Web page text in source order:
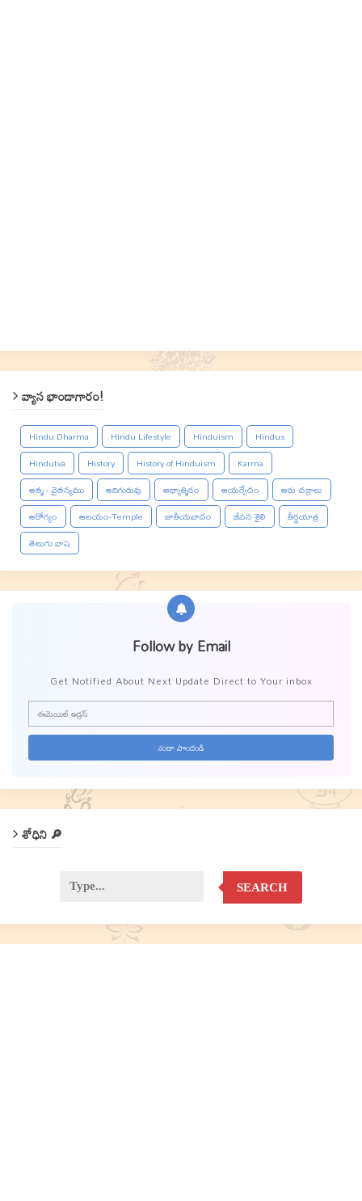
వ్యాస భాండాగారం!
Hindu Dharma Hindu Lifestyle Hinduism
Hindus
Hindutva
History History of Hinduism
Karma
ఆత్మ - చైతన్యము
ఆదిగురువు ఆధ్యాత్మికం ఆయర్వేదం
ఆరు చక్రాలు
ఆరోగ్యం
ఆలయం-Temple జాతీయవాదం జీవన శైలి
తీర్థయాత్ర
తెలుగు భాష
Follow by Email
Get Notified About Next Update Direct to Your inbox
శోధిని 🔎
SEARCH